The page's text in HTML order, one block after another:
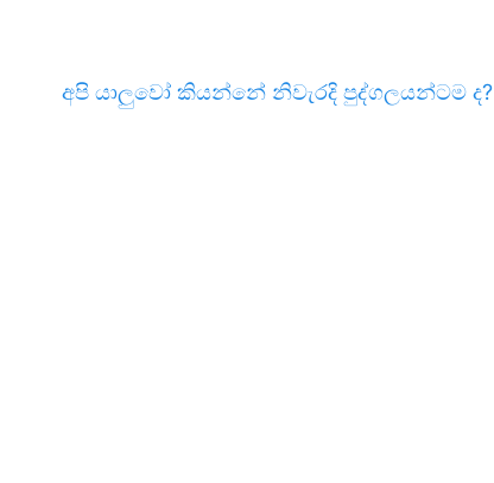
අපි යාලුවෝ කියන්නේ නිවැරදි පුද්ගලයන්ටම ද?